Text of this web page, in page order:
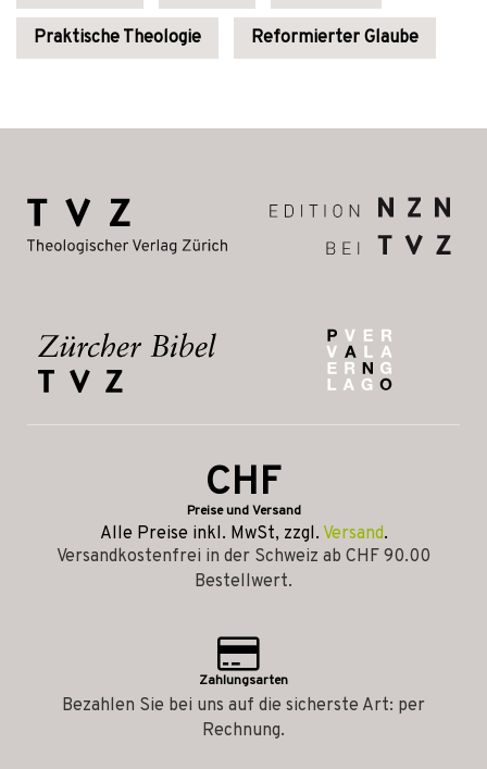
Praktische Theologie Reformierter Glaube
CHF
Preise und Versand
Alle Preise inkl. MwSt, zzgl. Versand.
Versandkostenfrei in der Schweiz ab CHF 90.00
Bestellwert.
Zahlungsarten
Bezahlen Sie bei uns auf die sicherste Art: per
Rechnung.